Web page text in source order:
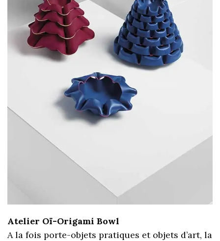
Atelier Oï-Origami Bowl
A la fois porte-objets pratiques et objets d’art, la